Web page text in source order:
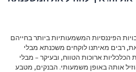
הפיננסיות המשמעותיות ביותר בחייהם
רבים מאיתנו לוקחים משכנתא מבלי
ארוכות הטווח, ובעיקר – מבלי
אותה באופן משמעותי. הבנקים, מטבע